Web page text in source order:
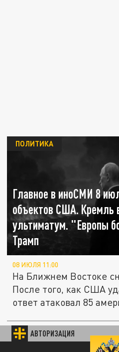
АВТОРИЗАЦИЯ
Главное в иноСМИ 8
объектов США. Кремль
ультиматум. "Европы
Трамп
ПОЛИТИКА
08 ИЮЛЯ 11:00
На Ближнем Востоке
После того, как США
ответ атаковал 85
ПОЛИТИКА